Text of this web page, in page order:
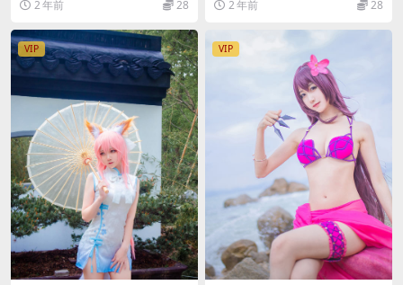
2 年前 28
图...2 年前 28
VIP VIP